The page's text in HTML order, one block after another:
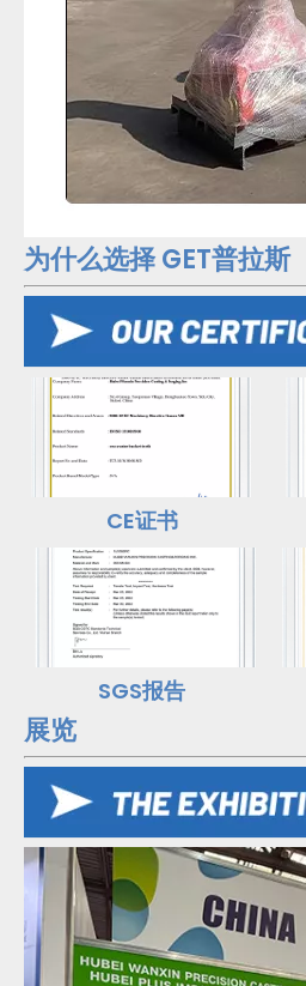
为什么选择 GET普拉斯
CE证书
SGS报告
展览